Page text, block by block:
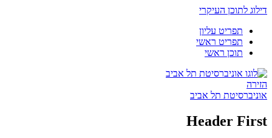
דילוג לתוכן העיקרי
תפריט עליון
תפריט ראשי
תוכן ראשי
הזירה
אוניברסיטת תל אביב
Header First